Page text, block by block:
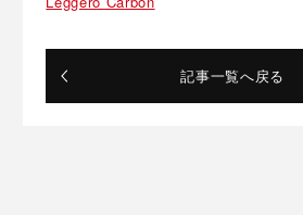
記事一覧へ戻る